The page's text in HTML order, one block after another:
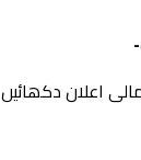
اعلان دکھائیں